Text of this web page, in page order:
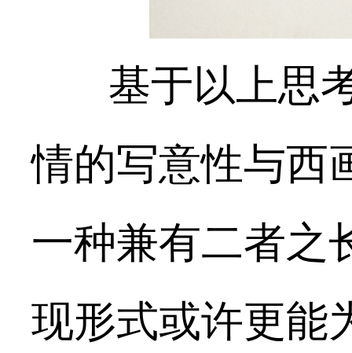
基于以上思
情的写意性与西
一种兼有二者之
现形式或许更能